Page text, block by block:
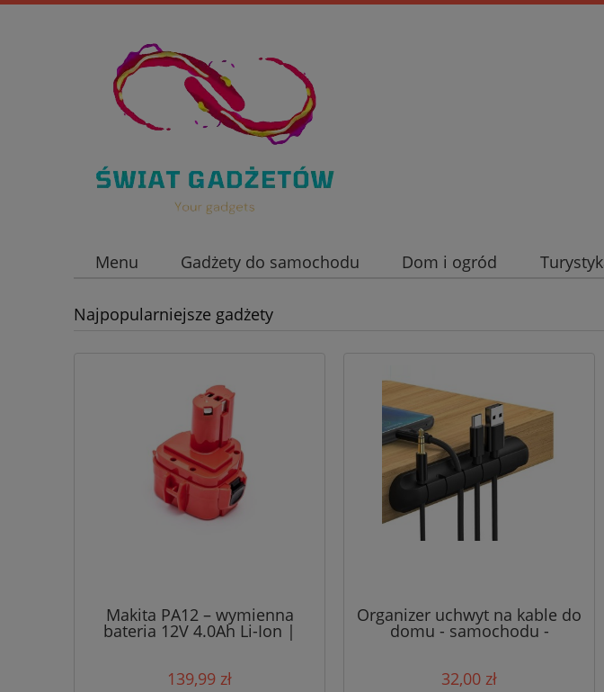
Menu Gadżety do samochodu Dom i ogród
Nowości
Najpopularniejsze gadżety
Makita PA12 – wymienna
bateria 12V 4.0Ah Li-Ion |
Zamiennik akumulatora do
139,99 zł
Organizer uchwyt na kable do
domu - samochodu -
32,00 zł